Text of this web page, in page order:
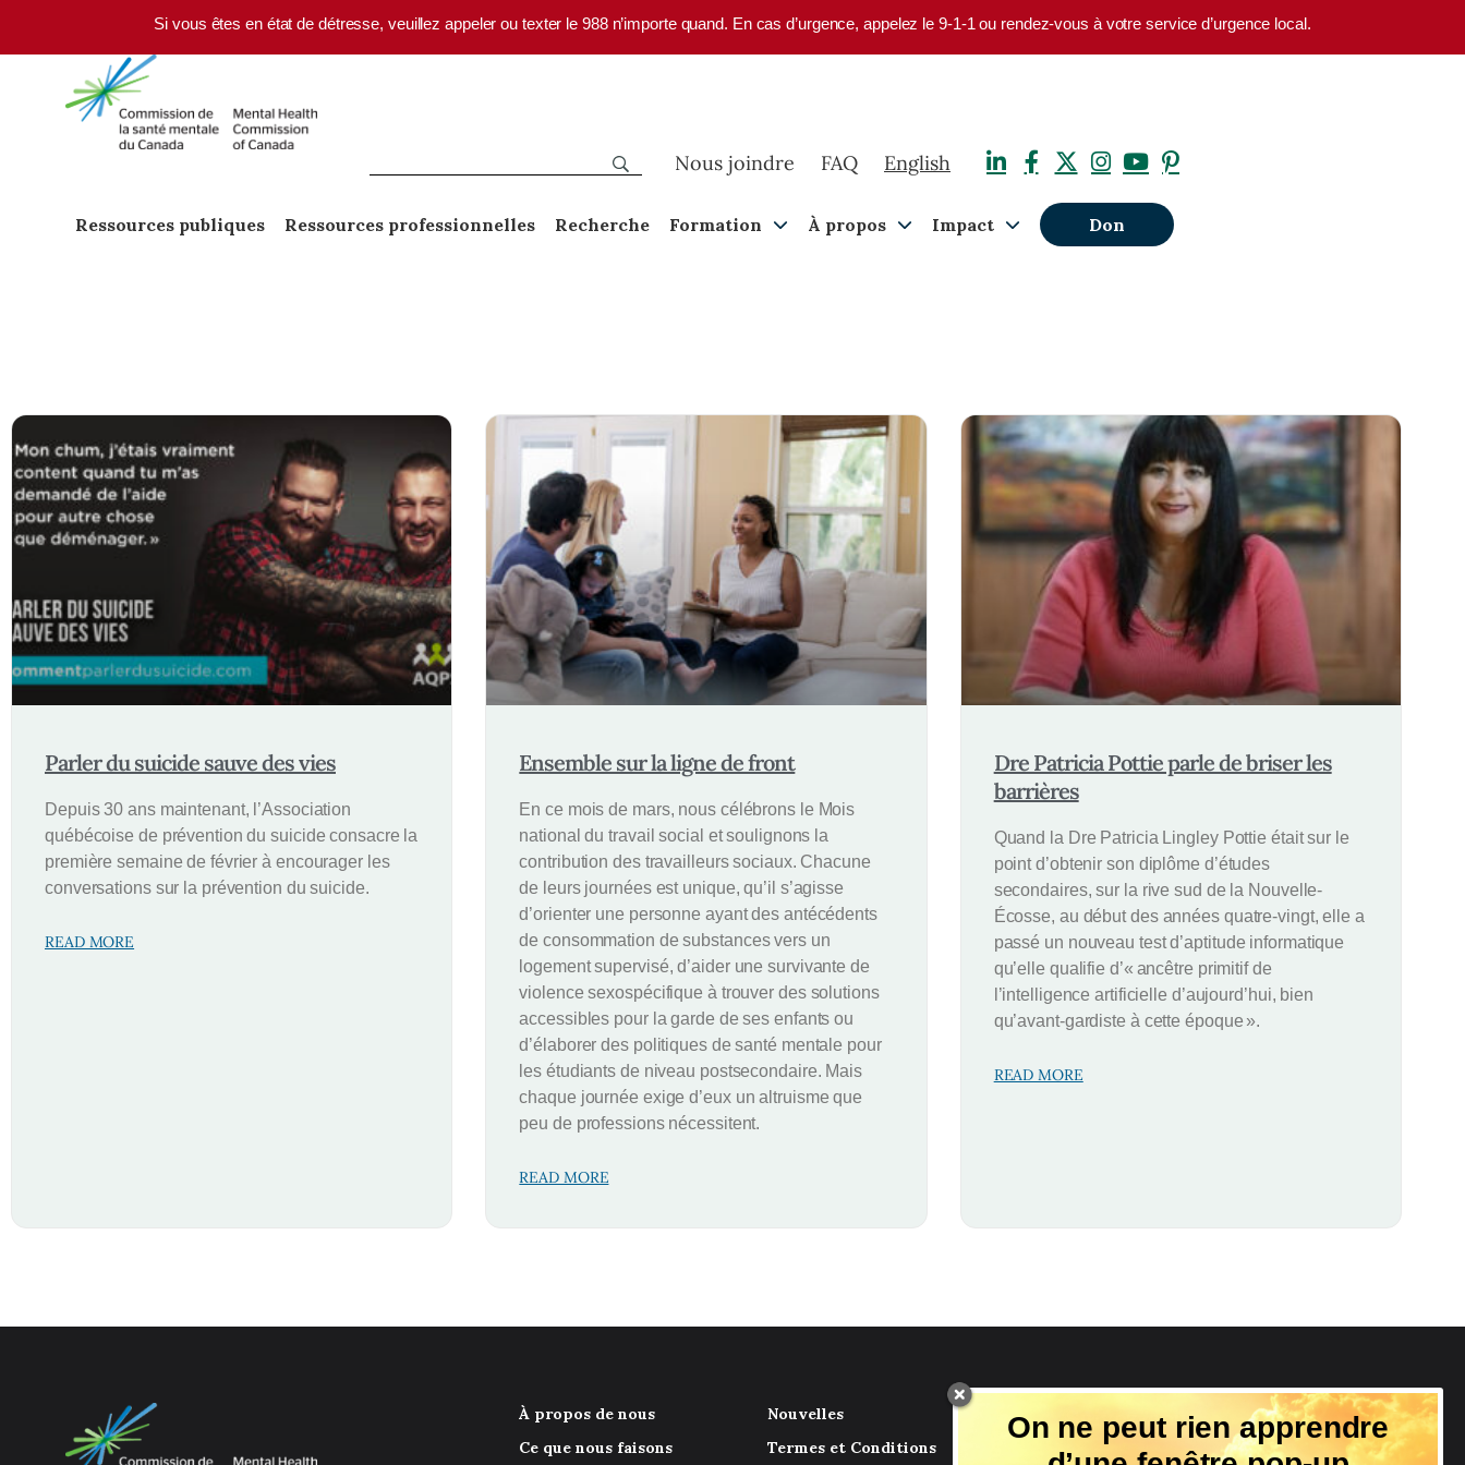
Skip to main contentSi vous êtes en état de détresse, veuillez appeler ou texter le 988 n’importe quand. En cas d’urgence, appelez le 9-1-1 ou rendez-vous à votre service d’urgence local.
Nous joindre FAQ English
Ressources publiques Ressources professionnelles Recherche Formation À propos Impact Don
Parler du suicide sauve des vies
Depuis 30 ans maintenant, l’Association
québécoise de prévention du suicide consacre la
première semaine de février à encourager les
conversations sur la prévention du suicide.
READ MORE
Ensemble sur la ligne de front
En ce mois de mars, nous célébrons le Mois
national du travail social et soulignons la
contribution des travailleurs sociaux. Chacune
de leurs journées est unique, qu’il s’agisse
d’orienter une personne ayant des antécédents
de consommation de substances vers un
logement supervisé, d’aider une survivante de
violence sexospécifique à trouver des solutions
accessibles pour la garde de ses enfants ou
d’élaborer des politiques de santé mentale pour
les étudiants de niveau postsecondaire. Mais
chaque journée exige d’eux un altruisme que
peu de professions nécessitent.
READ MORE
Dre Patricia Pottie parle de briser les
barrières
Quand la Dre Patricia Lingley Pottie était sur le
point d’obtenir son diplôme d’études
secondaires, sur la rive sud de la Nouvelle-
Écosse, au début des années quatre-vingt, elle a
passé un nouveau test d’aptitude informatique
qu’elle qualifie d’« ancêtre primitif de
l’intelligence artificielle d’aujourd’hui, bien
qu’avant-gardiste à cette époque ».
READ MORE
À propos de nous
Ce que nous faisons
Nouvelles
Termes et Conditions
Suivez-nous
On ne peut rien apprendre